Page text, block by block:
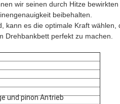
wir seinen durch Hitze
beibehalten.
kann es die optimale Kraft wählen,
Drehbankbett perfekt zu machen.
und pinon Antrieb